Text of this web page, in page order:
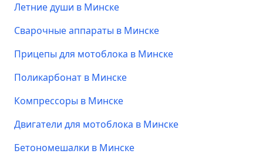
Летние души в Минске
Сварочные аппараты в Минске
Прицепы для мотоблока в Минске
Поликарбонат в Минске
Компрессоры в Минске
Двигатели для мотоблока в Минске
Бетономешалки в Минске